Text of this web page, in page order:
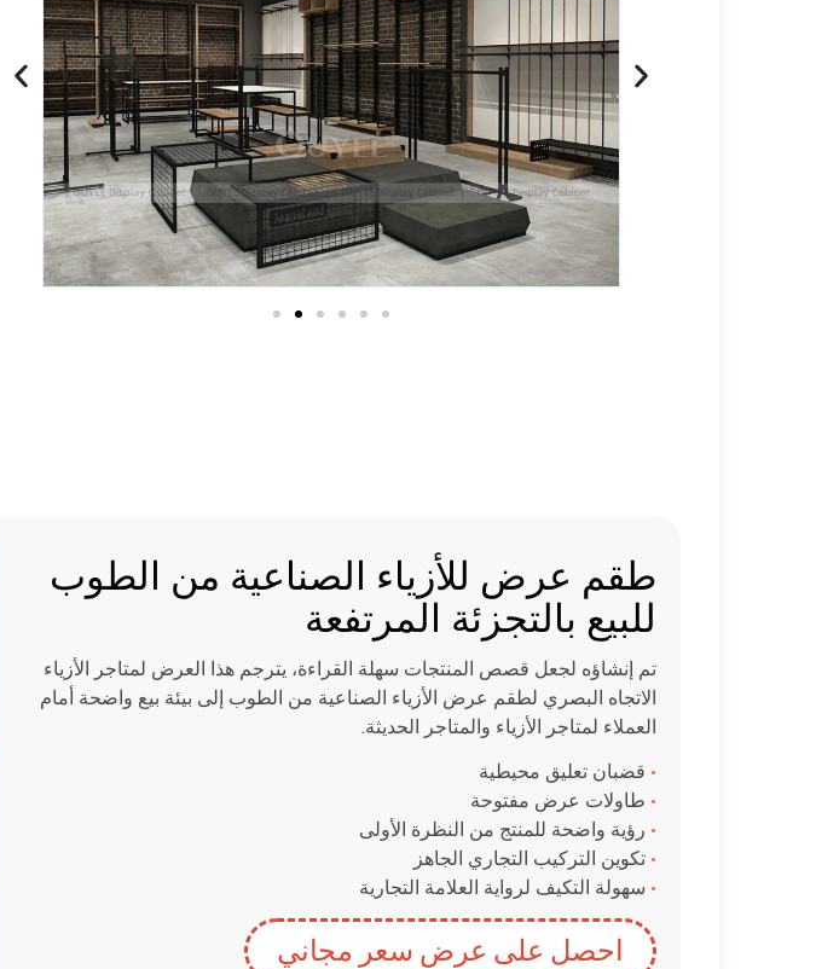
طقم عرض للأزياء الصناعية من الطوب
للبيع بالتجزئة المرتفعة
تم إنشاؤه لجعل قصص المنتجات سهلة القراءة، يترجم هذا العرض لمتاجر الأزياء
الاتجاه البصري لطقم عرض الأزياء الصناعية من الطوب إلى بيئة بيع واضحة أمام
العملاء لمتاجر الأزياء والمتاجر الحديثة.
• قضبان تعليق محيطية
• طاولات عرض مفتوحة
• رؤية واضحة للمنتج من النظرة الأولى
• تكوين التركيب التجاري الجاهز
• سهولة التكيف لرواية العلامة التجارية
احصل على عرض سعر مجاني